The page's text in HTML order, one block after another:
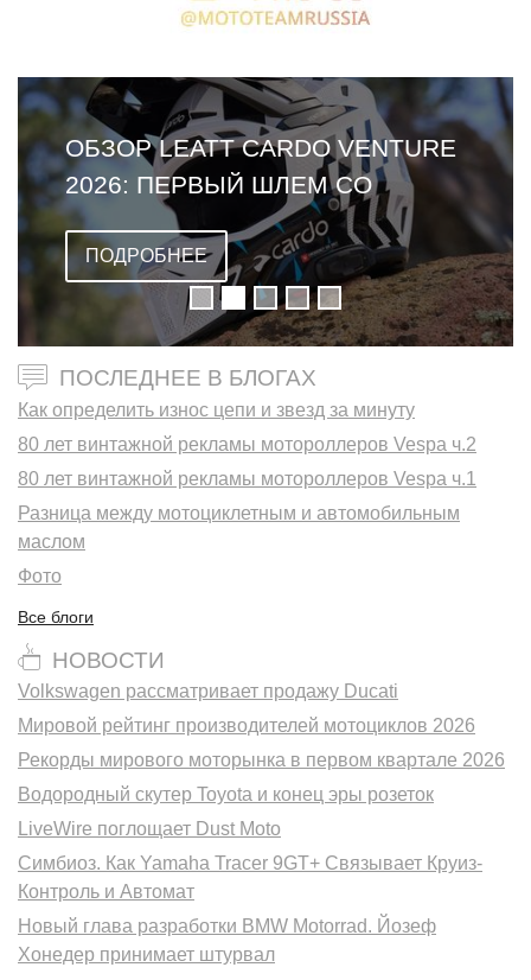
ОБЗОР LEATT CARDO VENTURE
2026: ПЕРВЫЙ ШЛЕМ СО
ВСТРОЕННОЙ ГАРНИТУРОЙ
ПОДРОБНЕЕ
ПОСЛЕДНЕЕ В БЛОГАХ
Как определить износ цепи и звезд за минуту
80 лет винтажной рекламы мотороллеров Vespa ч.2
80 лет винтажной рекламы мотороллеров Vespa ч.1
Разница между мотоциклетным и автомобильным
маслом
Фото
Все блоги
НОВОСТИ
Volkswagen рассматривает продажу Ducati
Мировой рейтинг производителей мотоциклов 2026
Рекорды мирового моторынка в первом квартале 2026
Водородный скутер Toyota и конец эры розеток
LiveWire поглощает Dust Moto
Симбиоз. Как Yamaha Tracer 9GT+ Связывает Круиз-
Контроль и Автомат
Новый глава разработки BMW Motorrad. Йозеф
Хонедер принимает штурвал